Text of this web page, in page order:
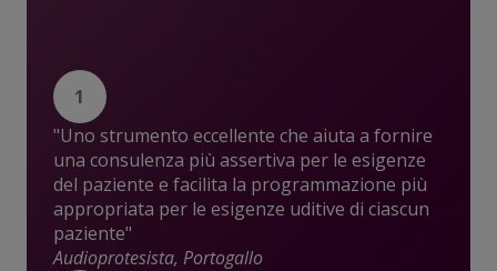
1
"Uno strumento eccellente che aiuta a fornire
una consulenza più assertiva per le esigenze
del paziente e facilita la programmazione più
appropriata per le esigenze uditive di ciascun
paziente"
Audioprotesista, Portogallo